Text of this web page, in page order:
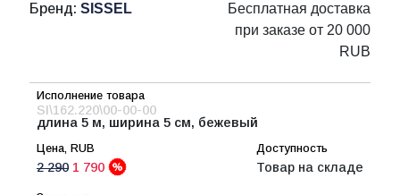
Бренд: SISSEL
Бесплатная доставка
при заказе от 20 000
RUB
SI\162.220\00-00-00
длина 5 м, ширина 5 см, бежевый
2 290 1 790 Товар на складе